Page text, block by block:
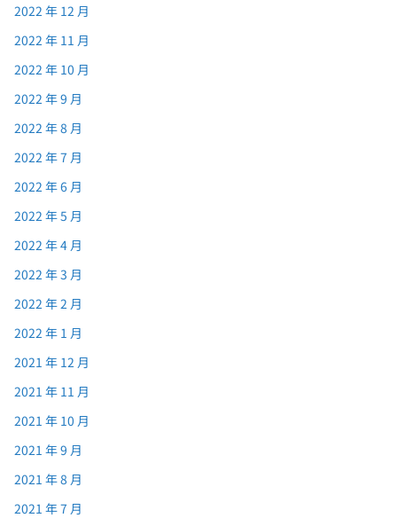
2022 年 12 月
2022 年 11 月
2022 年 10 月
2022 年 9 月
2022 年 8 月
2022 年 7 月
2022 年 6 月
2022 年 5 月
2022 年 4 月
2022 年 3 月
2022 年 2 月
2022 年 1 月
2021 年 12 月
2021 年 11 月
2021 年 10 月
2021 年 9 月
2021 年 8 月
2021 年 7 月